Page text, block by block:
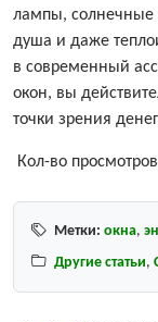
лампы, солнечные
душа и даже
в современный
окон, вы
точки зрения
Кол-во
Метки: окна,
Другие статьи,